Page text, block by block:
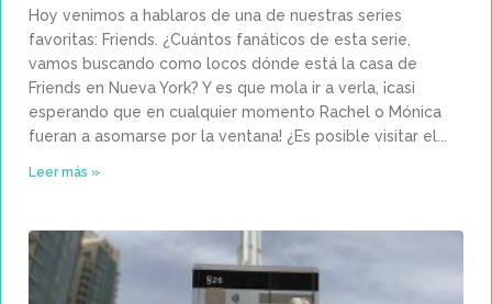
Hoy venimos a hablaros de una de nuestras series
favoritas: Friends. ¿Cuántos fanáticos de esta serie,
vamos buscando como locos dónde está la casa de
Friends en Nueva York? Y es que mola ir a verla, ¡casi
esperando que en cualquier momento Rachel o Mónica
fueran a asomarse por la ventana! ¿Es posible visitar el
Leer más »